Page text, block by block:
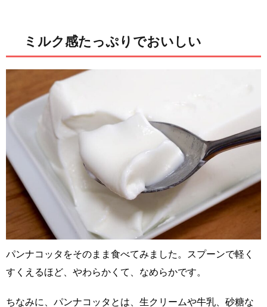
ミルク感たっぷりでおいしい
パンナコッタをそのまま食べてみました。スプーンで軽く
すくえるほど、やわらかくて、なめらかです。
ちなみに、パンナコッタとは、生クリームや牛乳、砂糖な